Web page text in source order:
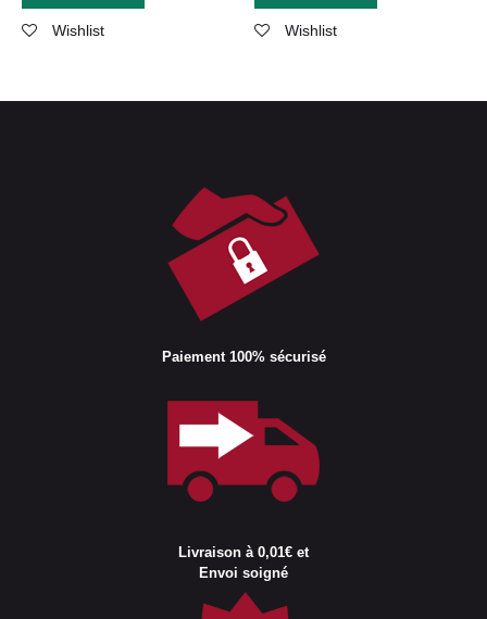
Wishlist Wishlist
Paiement 100% sécurisé
Livraison à 0,01€ et
Envoi soigné